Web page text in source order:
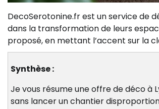
DecoSerotonine.fr est un service de
dans la transformation de leurs
proposé, en mettant l’accent sur la
Synthèse :
Je vous résume une offre de déco
sans lancer un chantier